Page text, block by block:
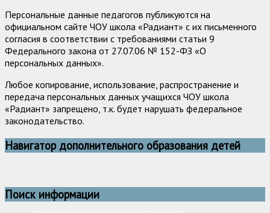
Персональные данные педагогов публикуются на
официальном сайте ЧОУ школа «Радиант» с их письменного
согласия в соответствии с требованиями статьи 9
Федерального закона от 27.07.06 № 152-ФЗ «О
персональных данных».
Любое копирование, использование, распространение и
передача персональных данных учащихся ЧОУ школа
«Радиант» запрещено, т.к. будет нарушать федеральное
законодательство.
Навигатор дополнительного образования детей
Поиск информации